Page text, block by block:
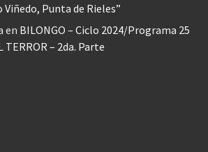
Viñedo, Punta de Rieles”
en BILONGO – Ciclo 2024/Programa 25
TERROR – 2da. Parte